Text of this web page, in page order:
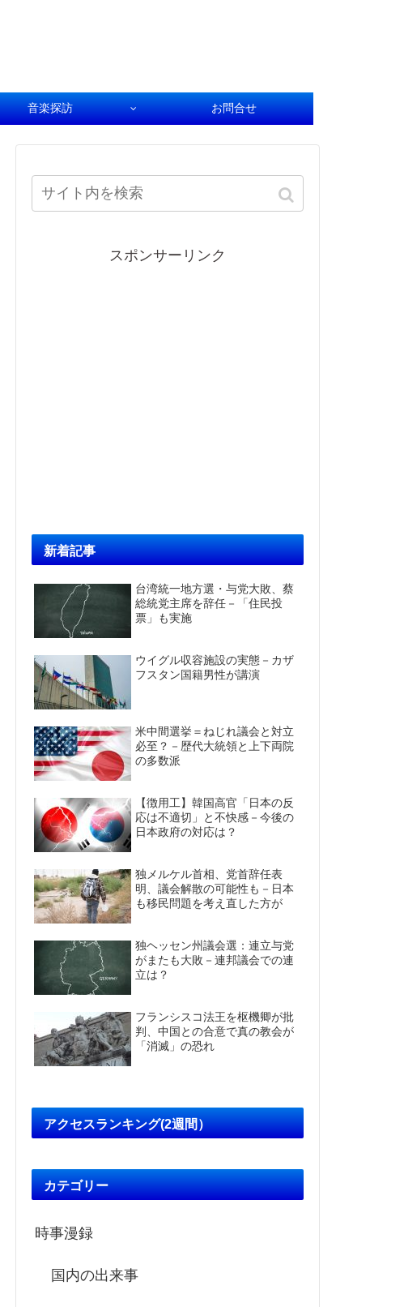
音楽探訪 お問合せ
スポンサーリンク
新着記事
台湾統一地方選・与党大敗、蔡
総統党主席を辞任－「住民投
票」も実施
ウイグル収容施設の実態－カザ
フスタン国籍男性が講演
米中間選挙＝ねじれ議会と対立
必至？－歴代大統領と上下両院
の多数派
【徴用工】韓国高官「日本の反
応は不適切」と不快感－今後の
日本政府の対応は？
独メルケル首相、党首辞任表
明、議会解散の可能性も－日本
も移民問題を考え直した方が
独ヘッセン州議会選：連立与党
がまたも大敗－連邦議会での連
立は？
フランシスコ法王を枢機卿が批
判、中国との合意で真の教会が
「消滅」の恐れ
アクセスランキング(2週間）
カテゴリー
時事漫録
国内の出来事